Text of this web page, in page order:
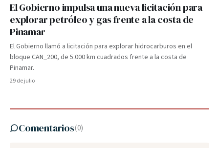
El Gobierno impulsa una nueva licitación para
explorar petróleo y gas frente a la costa de
Pinamar
El Gobierno llamó a licitación para explorar hidrocarburos en el
bloque CAN_200, de 5.000 km cuadrados frente a la costa de
Pinamar.
29 de julio
Comentarios(0)